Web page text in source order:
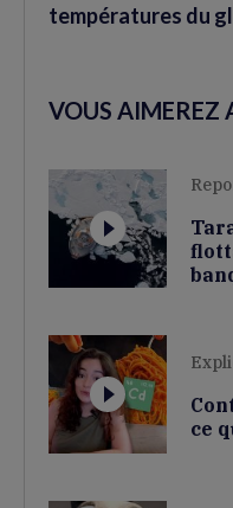
températures du
VOUS AIMEREZ
ce